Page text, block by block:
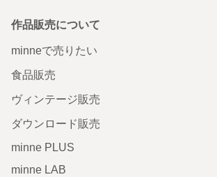
作品販売について
minneで売りたい
食品販売
ヴィンテージ販売
ダウンロード販売
minne PLUS
minne LAB